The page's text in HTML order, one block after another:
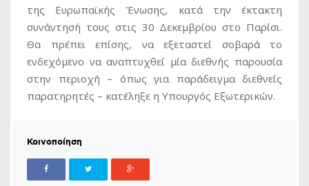
της Ευρωπαϊκής Ένωσης, κατά την έκτακτη
συνάντησή τους στις 30 Δεκεμβρίου στο Παρίσι.
Θα πρέπει επίσης, να εξεταστεί σοβαρά το
ενδεχόμενο να αναπτυχθεί μία διεθνής παρουσία
στην περιοχή – όπως για παράδειγμα διεθνείς
παρατηρητές – κατέληξε η Υπουργός Εξωτερικών.
Κοινοποίηση